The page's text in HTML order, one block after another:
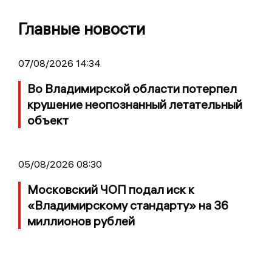
Главные новости
07/08/2026 14:34
Во Владимирской области потерпел
крушение неопознанный летательный
объект
05/08/2026 08:30
Московский ЧОП подал иск к
«Владимирскому стандарту» на 36
миллионов рублей